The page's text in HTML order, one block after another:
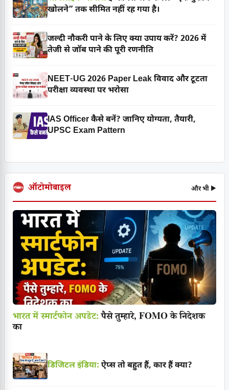
खोलने” तक सीमित नहीं रह गया है।
जल्दी नौकरी पाने के लिए क्या उपाय करें? 2026 में
तेजी से जॉब पाने की पूरी रणनीति
NEET-UG 2026 Paper Leak विवाद और टूटता
परीक्षा व्यवस्था पर भरोसा
IAS Officer कैसे बनें? जानिए योग्यता, तैयारी,
UPSC Exam Pattern
ऑटोमोबाइल और भी ▶
भारत में स्मार्टफोन अपडेट:पैसे तुम्हारे, FOMO के निदेशक
का
डिजिटल इंडिया: ऐप्स तो बहुत हैं, कार हैं क्या?